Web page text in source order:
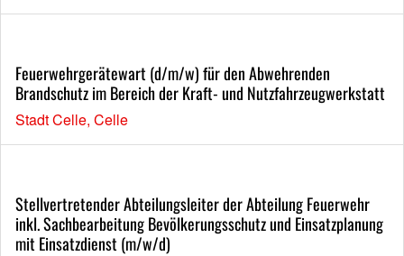
Feuerwehrgerätewart (d/m/w) für den Abwehrenden
Brandschutz im Bereich der Kraft- und Nutzfahrzeugwerkstatt
Stadt Celle, Celle
Stellvertretender Abteilungsleiter der Abteilung Feuerwehr
inkl. Sachbearbeitung Bevölkerungsschutz und Einsatzplanung
mit Einsatzdienst (m/w/d)